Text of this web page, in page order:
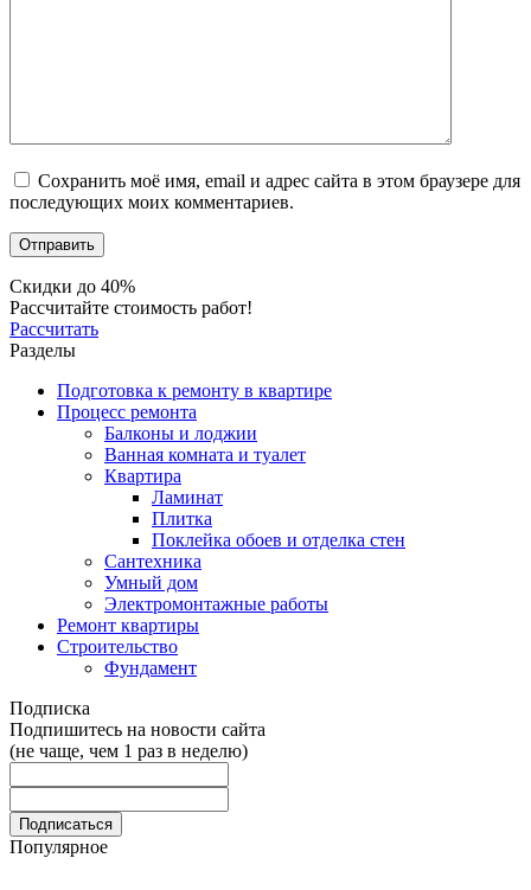
Сохранить моё имя, email и адрес сайта в этом браузере для
последующих моих комментариев.
Скидки до 40%
Рассчитайте стоимость работ!
Рассчитать
Разделы
Подготовка к ремонту в квартире
Процесс ремонта
Балконы и лоджии
Ванная комната и туалет
Квартира
Ламинат
Плитка
Поклейка обоев и отделка стен
Сантехника
Умный дом
Электромонтажные работы
Ремонт квартиры
Строительство
Фундамент
Подписка
Подпишитесь на новости сайта
(не чаще, чем 1 раз в неделю)
Популярное